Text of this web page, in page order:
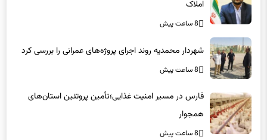
8 ساعت پیش
8 ساعت پیش
همجوار
8 ساعت پیش